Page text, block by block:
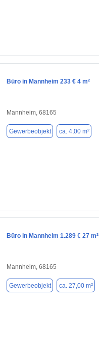
Büro in Mannheim 233 € 4 m²
Mannheim, 68165
Gewerbeobjekt ca. 4,00 m²
Büro in Mannheim 1.289 € 27 m²
Mannheim, 68165
Gewerbeobjekt ca. 27,00 m²